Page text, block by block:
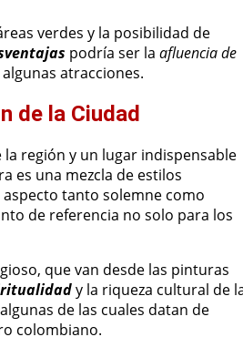
verdes y la posibilidad de
podría ser la afluencia de
atracciones.
de la Ciudad
región y un lugar indispensable
es una mezcla de estilos
tanto solemne como
de referencia no solo para los
que van desde las pinturas
y la riqueza cultural de
de las cuales datan de
colombiano.